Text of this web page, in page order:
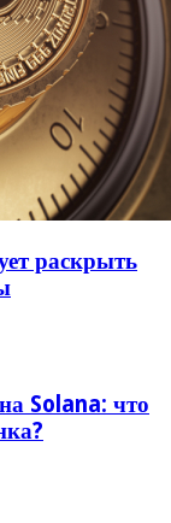
раскрыть
Solana: что